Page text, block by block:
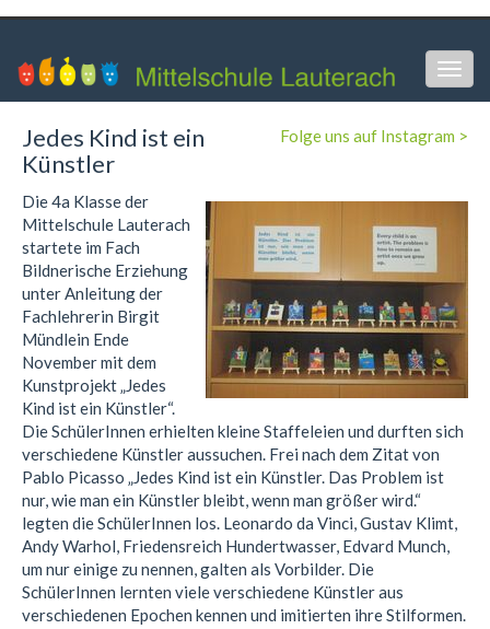
Folge uns auf Instagram >
Jedes Kind ist ein
Künstler
Die 4a Klasse der
Mittelschule Lauterach
startete im Fach
Bildnerische Erziehung
unter Anleitung der
Fachlehrerin Birgit
Mündlein Ende
November mit dem
Kunstprojekt „Jedes
Kind ist ein Künstler“.
Die SchülerInnen erhielten kleine Staffeleien und durften sich
verschiedene Künstler aussuchen. Frei nach dem Zitat von
Pablo Picasso „Jedes Kind ist ein Künstler. Das Problem ist
nur, wie man ein Künstler bleibt, wenn man größer wird.“
legten die SchülerInnen los. Leonardo da Vinci, Gustav Klimt,
Andy Warhol, Friedensreich Hundertwasser, Edvard Munch,
um nur einige zu nennen, galten als Vorbilder. Die
SchülerInnen lernten viele verschiedene Künstler aus
verschiedenen Epochen kennen und imitierten ihre Stilformen.